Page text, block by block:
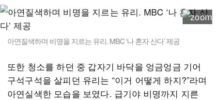
아연질색하며 비명을 지르는 유리. MBC ‘나 혼자 산다’ 제공
또한 청소를 하던 중 갑자기 바닥을 엉금엉금 기어
구석구석을 살피던 유리는 “이거 어떻게 하지?”라며
아연실색한 모습을 보였다. 급기야 비명까지 지른